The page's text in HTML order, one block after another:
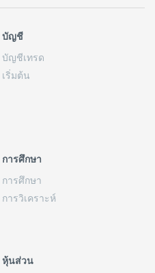
บัญชี
บัญชีเทรด
เริ่มต้น
การศึกษา
การศึกษา
การวิเคราะห์
หุ้นส่วน